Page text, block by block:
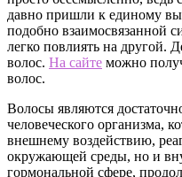
давно пришли к единому
подобно взаимосвязанной
легко повлиять на другой.
волос. На сайте можно
волос.
Волосы являются
человеческого организма,
внешнему воздействию,
окружающей среды, но и
гормональной сфере,